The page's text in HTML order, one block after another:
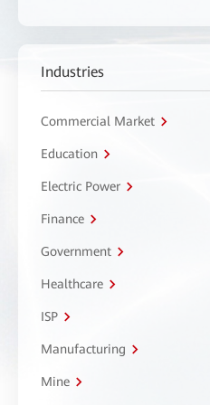
Industries
Commercial Market
Education
Electric Power
Finance
Government
Healthcare
ISP
Manufacturing
Mine